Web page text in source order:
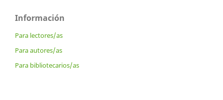
Información
Para lectores/as
Para autores/as
Para bibliotecarios/as